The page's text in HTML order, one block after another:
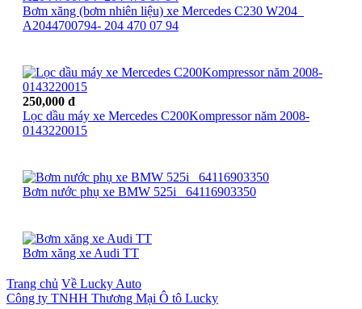
Bơm xăng (bơm nhiên liệu) xe Mercedes C230 W204_
A2044700794- 204 470 07 94
250,000 đ
Lọc dầu máy xe Mercedes C200Kompressor năm 2008-
0143220015
Bơm nước phụ xe BMW 525i_ 64116903350
Bơm xăng xe Audi TT
Trang chủ Về Lucky Auto
Công ty TNHH Thương Mại Ô tô Lucky